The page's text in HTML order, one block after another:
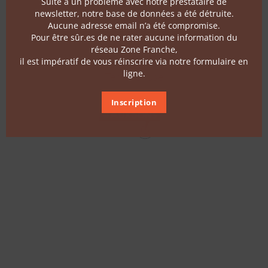
Follow us
Contact
Terms of use
newsletter, notre base de données a été détruite.
Aucune adresse email n’a été compromise.
Pour être sûr.es de ne rater aucune information du
réseau Zone Franche,
il est impératif de vous réinscrire via notre formulaire en
ligne.
Inscription